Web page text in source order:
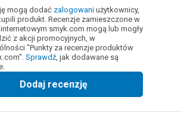
mogą dodać zalogowani użytkownicy,
produkt. Recenzje zamieszczone w
smyk.com mogą lub mogły
z akcji promocyjnych, w
"Punkty za recenzje produktów
Sprawdź, jak dodawane są
Dodaj recenzję